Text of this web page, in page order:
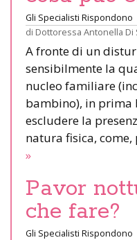
Gli Specialisti Rispondono
di Dottoressa Antonella Di
A fronte di un
sensibilmente la
nucleo familiare
bambino), in prima
escludere la
natura fisica, come,
»
Pavor
che fare?
Gli Specialisti Rispondono